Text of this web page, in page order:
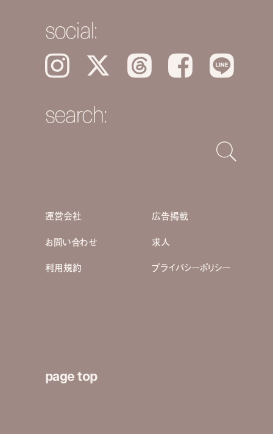
social:
Instagram 𝕏 Threads Facebook LINE
search:
運営会社
広告掲載
お問い合わせ
求人
利用規約
プライバシーポリシー
page top